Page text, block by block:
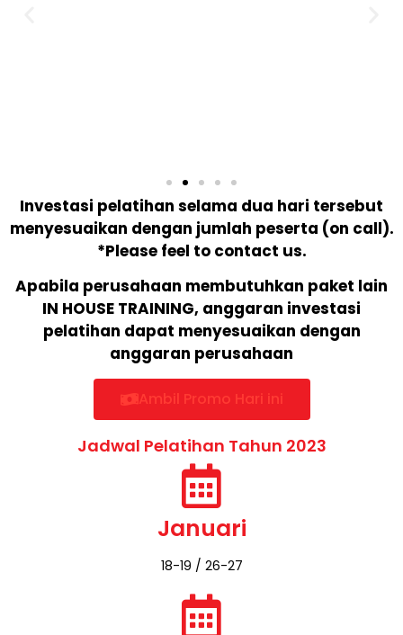
Investasi pelatihan selama dua hari tersebut
menyesuaikan dengan jumlah peserta (on call).
*Please feel to contact us.
Apabila perusahaan membutuhkan paket lain
IN HOUSE TRAINING, anggaran investasi
pelatihan dapat menyesuaikan dengan
anggaran perusahaan
Ambil Promo Hari ini
Jadwal Pelatihan Tahun 2023
Januari
18-19 / 26-27